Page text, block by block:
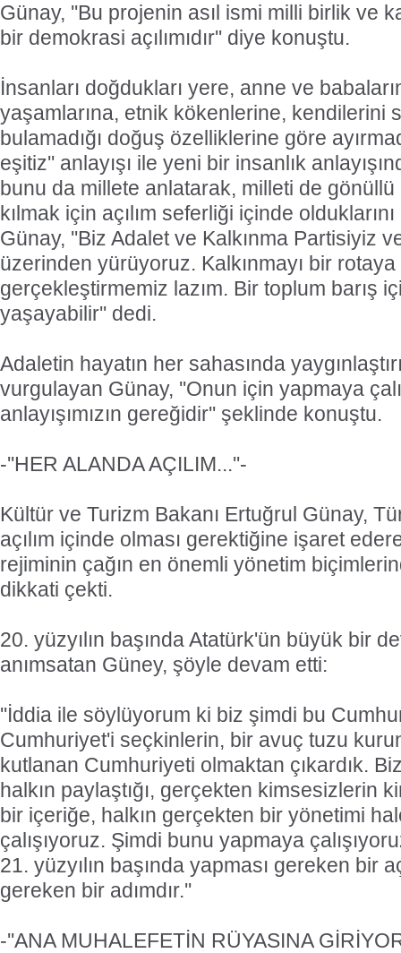
Günay, ''Bu projenin asıl ismi milli birlik ve
bir demokrasi açılımıdır'' diye konuştu.
İnsanları doğdukları yere, anne ve
yaşamlarına, etnik kökenlerine, kendilerini
bulamadığı doğuş özelliklerine göre
eşitiz'' anlayışı ile yeni bir insanlık
bunu da millete anlatarak, milleti de
kılmak için açılım seferliği içinde
Günay, ''Biz Adalet ve Kalkınma Partisiyiz
üzerinden yürüyoruz. Kalkınmayı bir
gerçekleştirmemiz lazım. Bir toplum barış
yaşayabilir'' dedi.
Adaletin hayatın her sahasında
vurgulayan Günay, ''Onun için yapmaya
anlayışımızın gereğidir'' şeklinde konuştu.
-''HER ALANDA AÇILIM...''-
Kültür ve Turizm Bakanı Ertuğrul Günay,
açılım içinde olması gerektiğine işaret
rejiminin çağın en önemli yönetim
dikkati çekti.
20. yüzyılın başında Atatürk'ün büyük bir
anımsatan Güney, şöyle devam etti:
''İddia ile söylüyorum ki biz şimdi bu
Cumhuriyet'i seçkinlerin, bir avuç tuzu
kutlanan Cumhuriyeti olmaktan çıkardık.
halkın paylaştığı, gerçekten kimsesizlerin
bir içeriğe, halkın gerçekten bir yönetimi
çalışıyoruz. Şimdi bunu yapmaya
21. yüzyılın başında yapması gereken bir
gereken bir adımdır.''
-''ANA MUHALEFETİN RÜYASINA